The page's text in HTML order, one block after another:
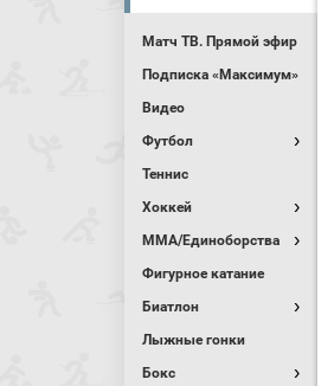
Матч ТВ. Прямой эфир
Подписка «Максимум»
Видео
Футбол
Теннис
Хоккей
MMA/Единоборства
Фигурное катание
Биатлон
Лыжные гонки
Бокс